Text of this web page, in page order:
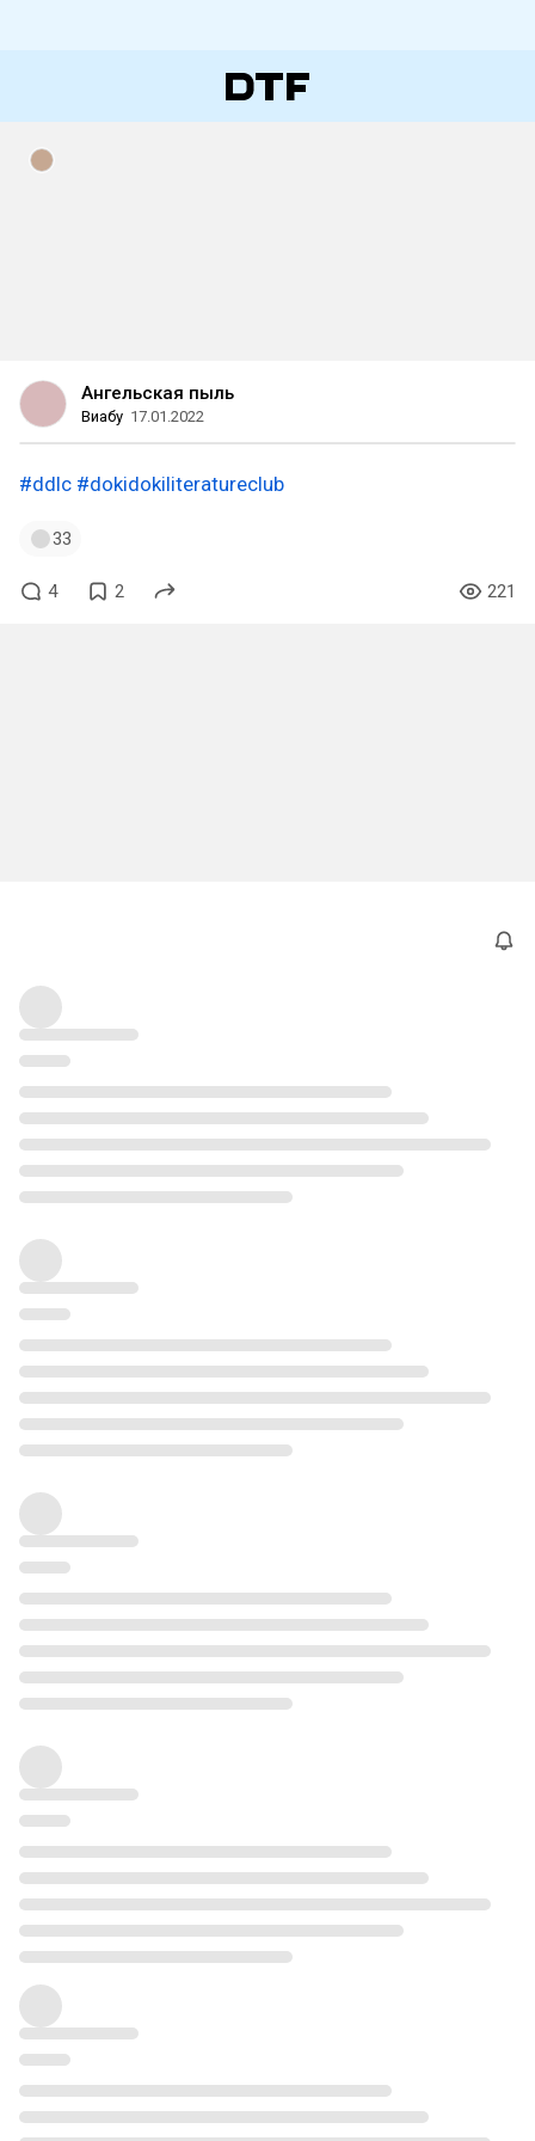
Ангельская пыль
Виабу 17.01.2022
#ddlc #dokidokiliteratureclub
33
4 2 221